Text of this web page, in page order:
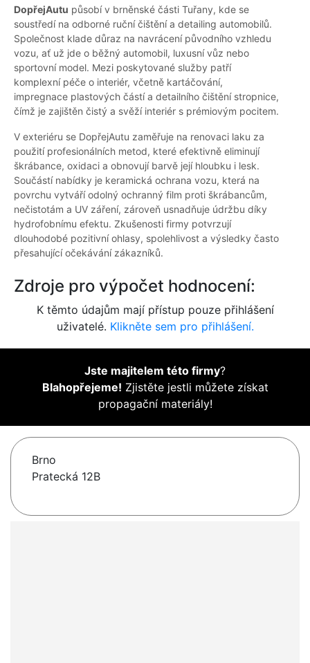
DopřejAutu působí v brněnské části Tuřany, kde se
soustředí na odborné ruční čištění a detailing automobilů.
Společnost klade důraz na navrácení původního vzhledu
vozu, ať už jde o běžný automobil, luxusní vůz nebo
sportovní model. Mezi poskytované služby patří
komplexní péče o interiér, včetně kartáčování,
impregnace plastových částí a detailního čištění stropnice,
čímž je zajištěn čistý a svěží interiér s prémiovým pocitem.
V exteriéru se DopřejAutu zaměřuje na renovaci laku za
použití profesionálních metod, které efektivně eliminují
škrábance, oxidaci a obnovují barvě její hloubku i lesk.
Součástí nabídky je keramická ochrana vozu, která na
povrchu vytváří odolný ochranný film proti škrábancům,
nečistotám a UV záření, zároveň usnadňuje údržbu díky
hydrofobnímu efektu. Zkušenosti firmy potvrzují
dlouhodobé pozitivní ohlasy, spolehlivost a výsledky často
přesahující očekávání zákazníků.
Zdroje pro výpočet hodnocení:
K těmto údajům mají přístup pouze přihlášení
uživatelé. Klikněte sem pro přihlášení.
Jste majitelem této firmy?
Blahopřejeme! Zjistěte jestli můžete získat
propagační materiály!
Brno
Pratecká 12B